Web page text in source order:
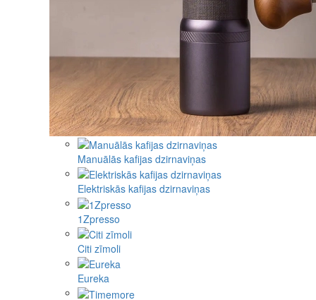
Manuālās kafijas dzirnaviņas
Elektriskās kafijas dzirnaviņas
1Zpresso
Citi zīmoli
Eureka